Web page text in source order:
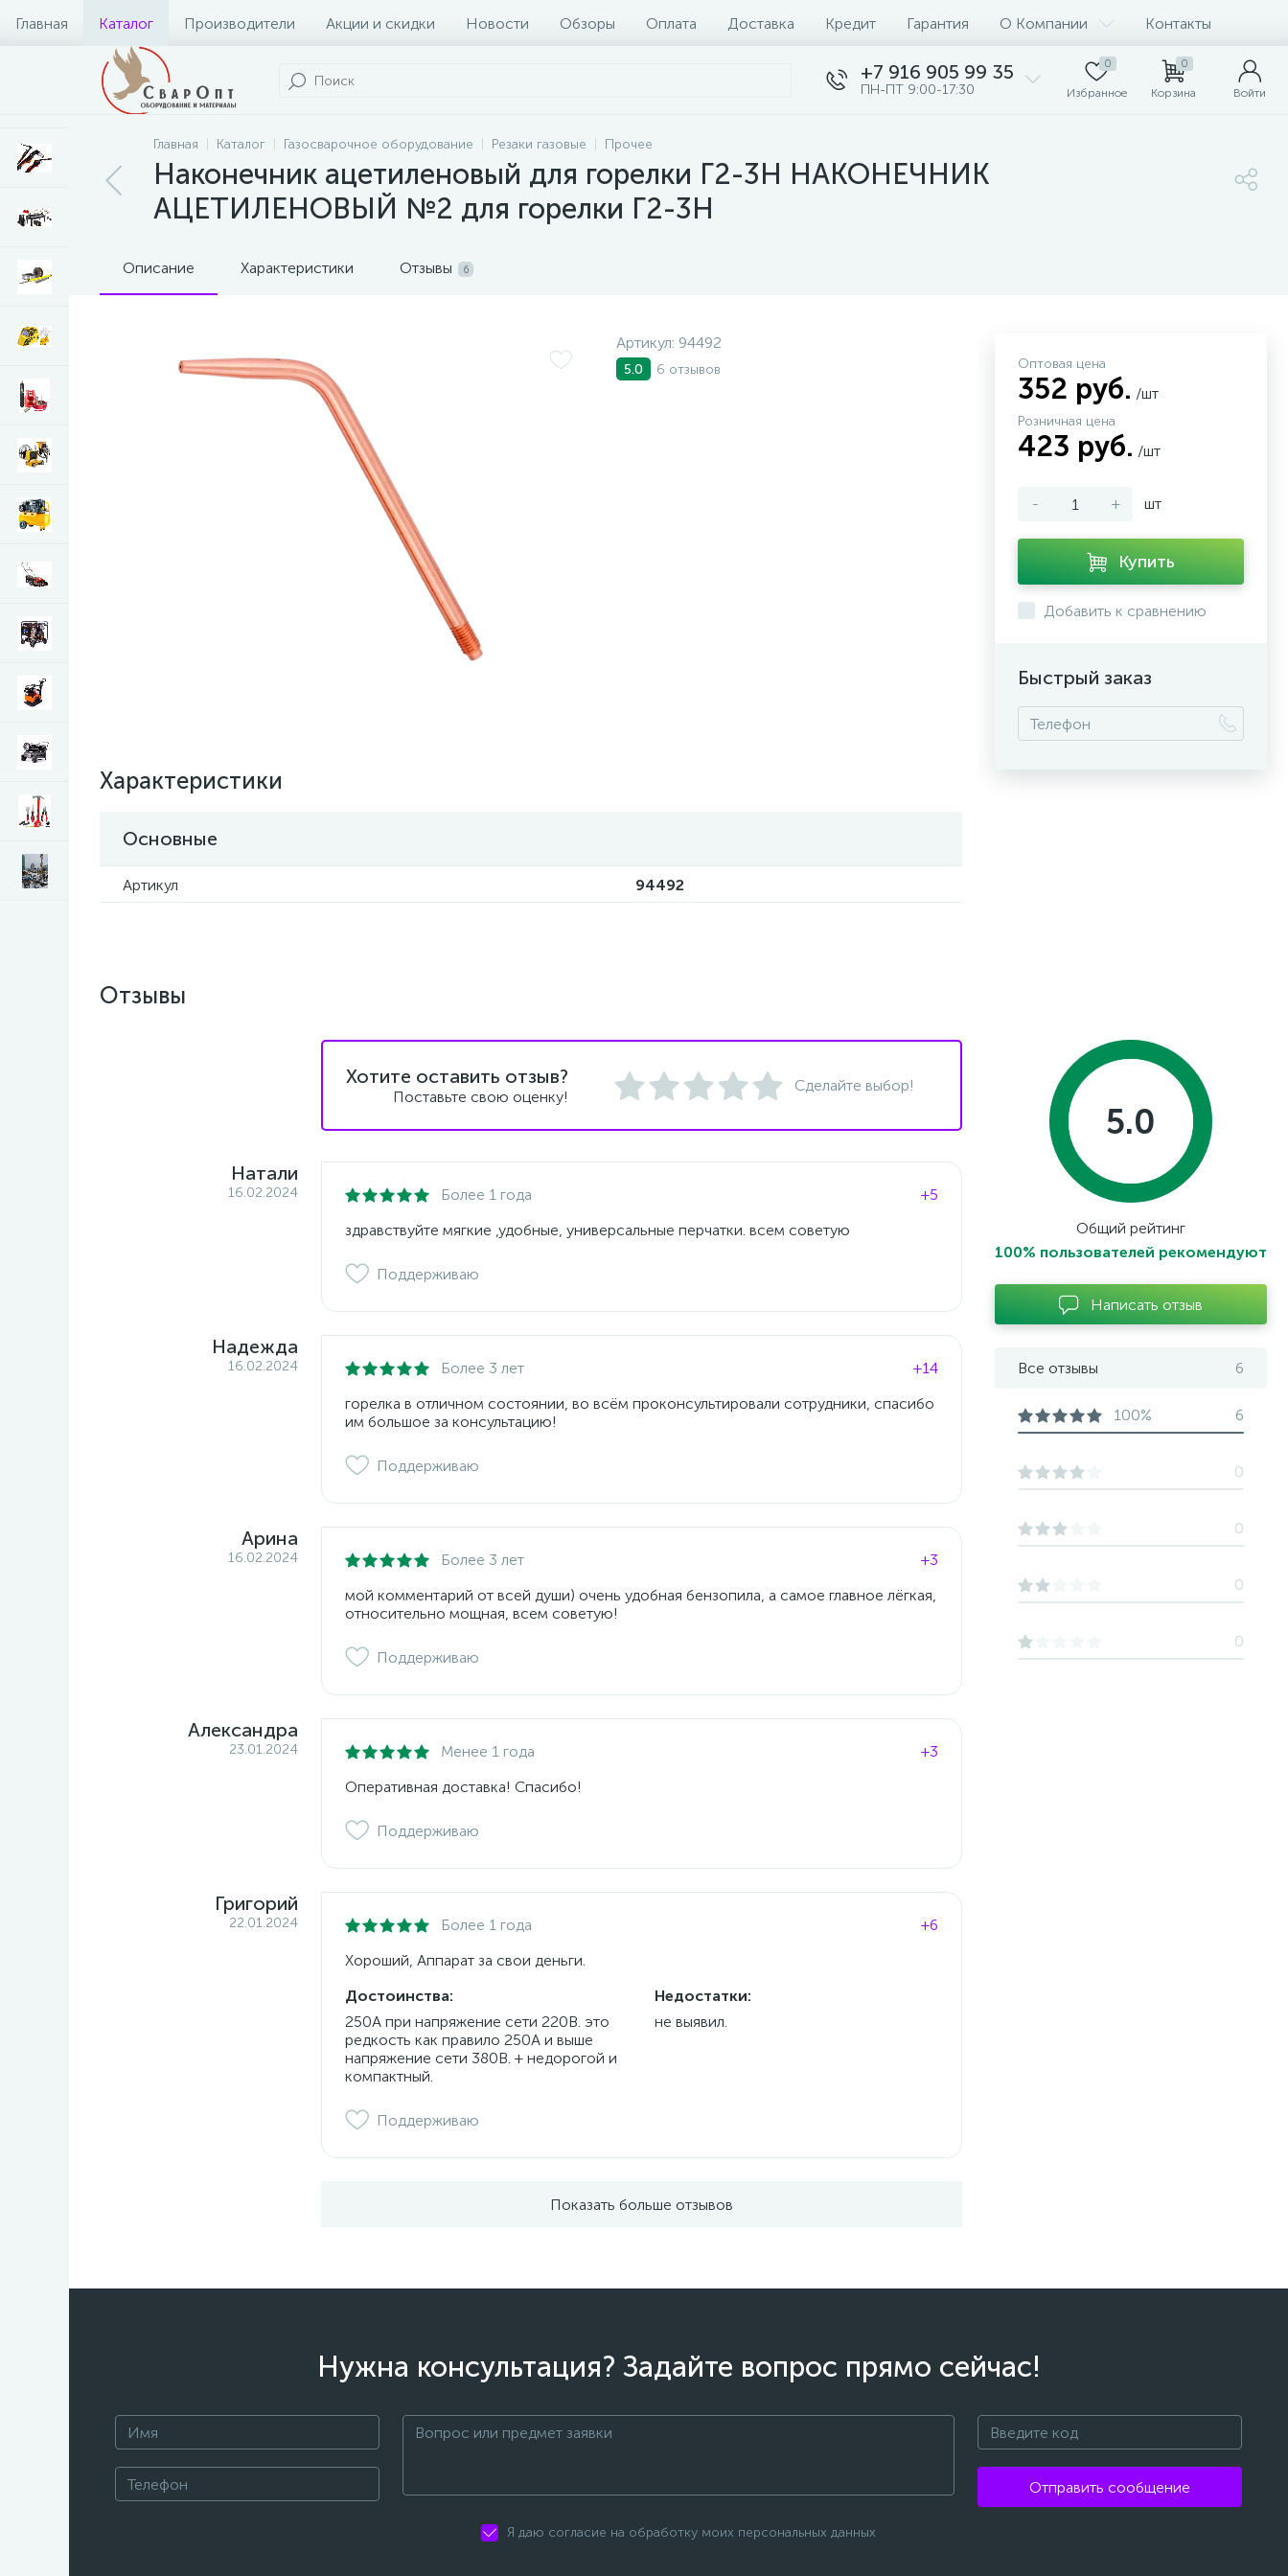
Главная Каталог Производители Акции и скидки Новости Обзоры Оплата Доставка Кредит Гарантия О Компании Контакты
+7 916 905 99 35
ПН-ПТ 9:00-17:30
0
Избранное
0
Корзина Войти
Главная Каталог Газосварочное оборудование Резаки газовые Прочее
Наконечник ацетиленовый для горелки Г2-3Н НАКОНЕЧНИК
АЦЕТИЛЕНОВЫЙ №2 для горелки Г2-3Н
Описание Характеристики Отзывы 6
Артикул: 94492
5.0 6 отзывов
Характеристики
Основные
Артикул 94492
Оптовая цена
352 руб. /шт
Розничная цена
423 руб. /шт
- + шт
Купить
Добавить к сравнению
Быстрый заказ
Отзывы
Хотите оставить отзыв?
Поставьте свою оценку!
Сделайте выбор!
Натали
16.02.2024 Более 1 года
+5
здравствуйте мягкие ,удобные, универсальные перчатки. всем советую
Поддерживаю
Надежда
16.02.2024 Более 3 лет
+14
горелка в отличном состоянии, во всём проконсультировали сотрудники, спасибо
им большое за консультацию!
Поддерживаю
Арина
16.02.2024 Более 3 лет
+3
мой комментарий от всей души) очень удобная бензопила, а самое главное лёгкая,
относительно мощная, всем советую!
Поддерживаю
Александра
23.01.2024 Менее 1 года
+3
Оперативная доставка! Спасибо!
Поддерживаю
Григорий
22.01.2024 Более 1 года
+6
Хороший, Аппарат за свои деньги.
Достоинства:
250А при напряжение сети 220В. это
редкость как правило 250А и выше
напряжение сети 380В. + недорогой и
компактный.
Недостатки:
не выявил.
Поддерживаю
Показать больше отзывов
5.0
Общий рейтинг
100% пользователей рекомендуют
Написать отзыв
Все отзывы 6
100% 6
0
0
0
0
Нужна консультация? Задайте вопрос прямо сейчас!
Отправить сообщение
Я даю согласие на обработку моих персональных данных